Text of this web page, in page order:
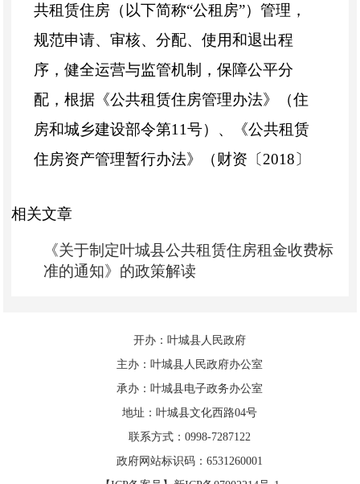
共租赁住房（以下简称“公租房”）管理，
规范申请、审核、分配、使用和退出程
序，健全运营与监管机制，保障公平分
配，根据《公共租赁住房管理办法》（住
房和城乡建设部令第11号）、《公共租赁
住房资产管理暂行办法》（财资〔2018〕
意见》（建保〔
吾尔自治区公共租赁住房管理办法》等有
关规定，结合叶城县实际，制定本细则。
建设标准和租金水平，面向符合规定条件
的城镇低保、低收入住房困难家庭、中等
偏下收入住房困难家庭，新就业无房职工
和在城镇稳定就业外来务工人员出租的保
相关文章
《关于制定叶城县公共租赁住房租金收费标
准的通知》的政策解读
开办：叶城县人民政府
主办：叶城县人民政府办公室
承办：叶城县电子政务办公室
地址：叶城县文化西路04号
联系方式：0998-7287122
政府网站标识码：6531260001